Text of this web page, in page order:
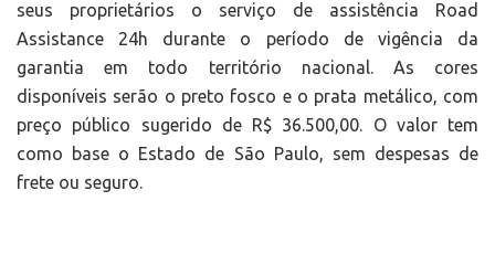
seus proprietários o serviço de assistência Road
Assistance 24h durante o período de vigência da
garantia em todo território nacional. As cores
disponíveis serão o preto fosco e o prata metálico, com
preço público sugerido de R$ 36.500,00. O valor tem
como base o Estado de São Paulo, sem despesas de
frete ou seguro.